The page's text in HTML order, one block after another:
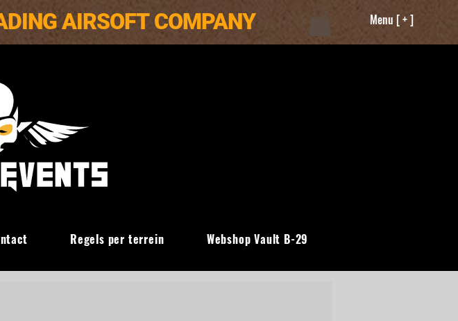
Menu [ + ]
AIRSOFT COMPANY
Regels per terrein Webshop Vault B-29